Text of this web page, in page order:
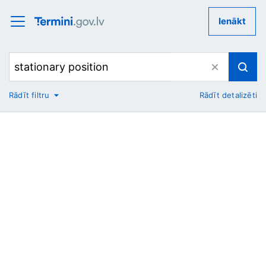
Ienākt
No
Rādīt filtru Rādīt detalizēti